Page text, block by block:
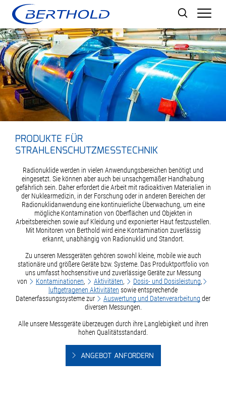
PRODUKTE FÜR
STRAHLENSCHUTZMESSTECHNIK
Radionuklide werden in vielen Anwendungsbereichen benötigt und
eingesetzt. Sie können aber auch bei unsachgemäßer Handhabung
gefährlich sein. Daher erfordert die Arbeit mit radioaktiven Materialien in
der Nuklearmedizin, in der Forschung oder in anderen Bereichen der
Radionuklidanwendung eine kontinuierliche Überwachung, um eine
mögliche Kontamination von Oberflächen und Objekten in
Arbeitsbereichen sowie auf Kleidung und exponierter Haut festzustellen.
Mit Monitoren von Berthold wird eine Kontamination zuverlässig
erkannt, unabhängig von Radionuklid und Standort.
Zu unseren Messgeräten gehören sowohl kleine, mobile wie auch
stationäre und größere Geräte bzw. Systeme. Das Produktportfolio von
uns umfasst hochsensitive und zuverlässige Geräte zur Messung
von
Kontaminationen, Aktivitäten, Dosis- und Dosisleistung,
luftgetragenen Aktivitäten sowie entsprechende
Datenerfassungssysteme zur
Auswertung und Datenverarbeitung der
diversen Messungen.
Alle unsere Messgeräte überzeugen durch ihre Langlebigkeit und ihren
hohen Qualitätsstandard.
ANGEBOT ANFORDERN